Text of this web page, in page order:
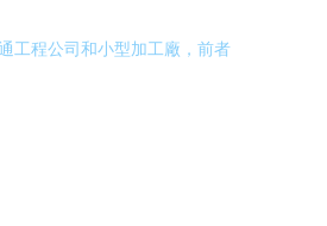
工程公司和小型加工廠，前者